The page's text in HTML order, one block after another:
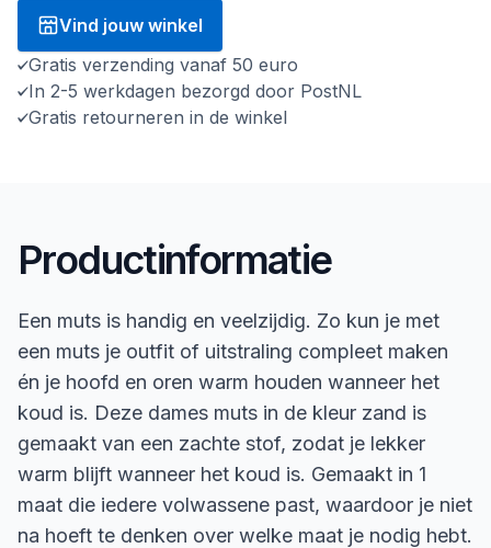
Vind jouw winkel
Gratis verzending vanaf 50 euro
In 2-5 werkdagen bezorgd door PostNL
Gratis retourneren in de winkel
Productinformatie
Een muts is handig en veelzijdig. Zo kun je met
een muts je outfit of uitstraling compleet maken
én je hoofd en oren warm houden wanneer het
koud is. Deze dames muts in de kleur zand is
gemaakt van een zachte stof, zodat je lekker
warm blijft wanneer het koud is. Gemaakt in 1
maat die iedere volwassene past, waardoor je niet
na hoeft te denken over welke maat je nodig hebt.